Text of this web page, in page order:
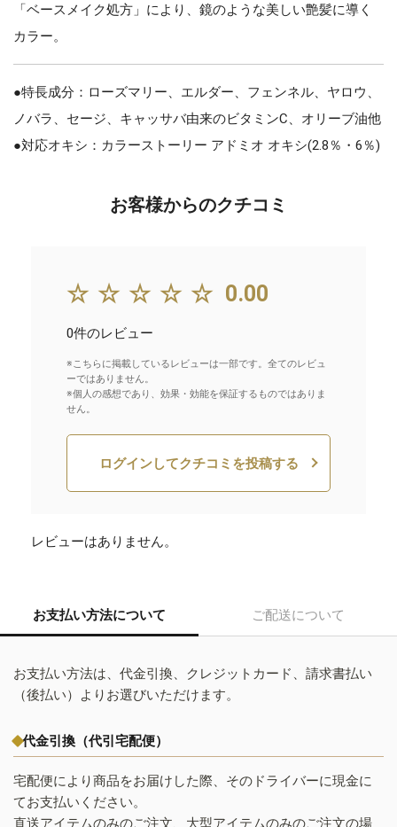
「ベースメイク処方」により、鏡のような美しい艶髪に導く
カラー。
●特長成分：ローズマリー、エルダー、フェンネル、ヤロウ、
ノバラ、セージ、キャッサバ由来のビタミンC、オリーブ油他
●対応オキシ：カラーストーリー アドミオ オキシ(2.8％・6％)
お客様からのクチコミ
☆☆☆☆☆ 0.00
0件のレビュー
※こちらに掲載しているレビューは一部です。全てのレビュ
ーではありません。
※個人の感想であり、効果・効能を保証するものではありま
せん。
ログインしてクチコミを投稿する
レビューはありません。
お支払い方法について ご配送について
お支払い方法は、代金引換、クレジットカード、請求書払い
（後払い）よりお選びいただけます。
代金引換（代引宅配便）
宅配便により商品をお届けした際、そのドライバーに現金に
てお支払いください。
直送アイテムのみのご注文、大型アイテムのみのご注文の場